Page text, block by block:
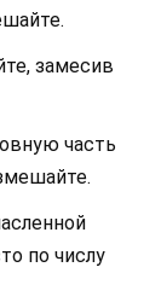
замесив
часть
по числу